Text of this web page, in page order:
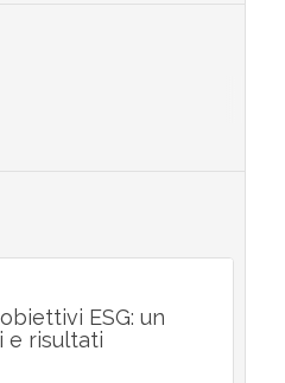
ESG: un
e risultati